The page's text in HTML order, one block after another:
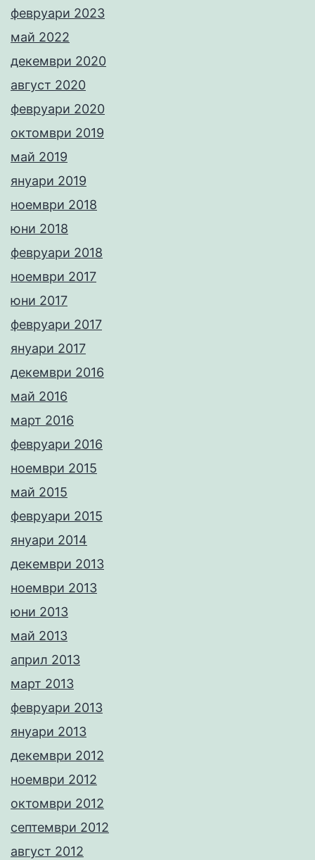
февруари 2023
май 2022
декември 2020
август 2020
февруари 2020
октомври 2019
май 2019
януари 2019
ноември 2018
юни 2018
февруари 2018
ноември 2017
юни 2017
февруари 2017
януари 2017
декември 2016
май 2016
март 2016
февруари 2016
ноември 2015
май 2015
февруари 2015
януари 2014
декември 2013
ноември 2013
юни 2013
май 2013
април 2013
март 2013
февруари 2013
януари 2013
декември 2012
ноември 2012
октомври 2012
септември 2012
август 2012